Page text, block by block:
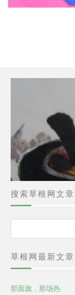
搜索草根网文章
索
草根网最新文章
那面旗，那场热